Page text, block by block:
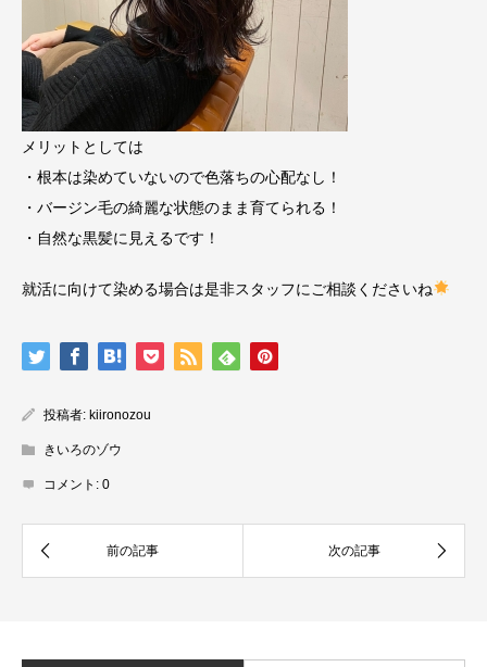
メリットとしては
・根本は染めていないので色落ちの心配なし！
・バージン毛の綺麗な状態のまま育てられる！
・自然な黒髪に見えるです！
就活に向けて染める場合は是非スタッフにご相談くださいね
投稿者: kiironozou
きいろのゾウ
コメント: 0